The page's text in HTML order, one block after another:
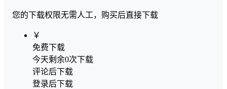
您的下载权限无需人工，购买后直接下载
￥
免费下载
今天剩余0次下载
评论后下载
登录后下载